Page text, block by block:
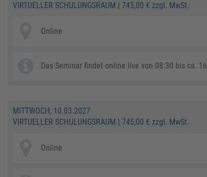
VIRTUELLER SCHULUNGSRAUM | 745,00 € zzgl. MwSt.
Online
Das Seminar findet online live von 08:30 bis ca.
MITTWOCH, 10.03.2027
VIRTUELLER SCHULUNGSRAUM | 745,00 € zzgl. MwSt.
Online